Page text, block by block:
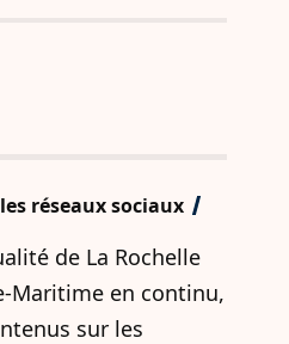
réseaux sociaux
de La Rochelle
Maritime en continu,
sur les